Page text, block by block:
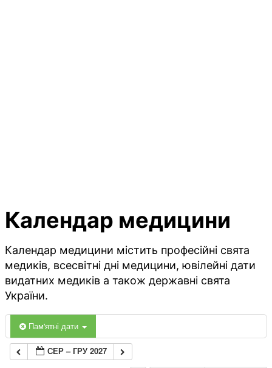
Календар медицини
Календар медицини містить професійні свята
медиків, всесвітні дні медицини, ювілейні дати
видатних медиків а також державні свята
України.
Пам'ятні дати
СЕР – ГРУ 2027